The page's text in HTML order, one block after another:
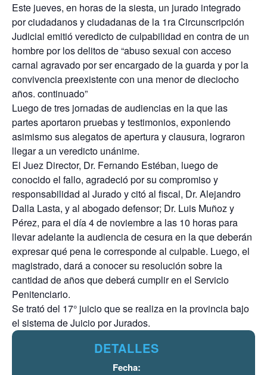
Este jueves, en horas de la siesta, un jurado integrado
por ciudadanos y ciudadanas de la 1ra Circunscripción
Judicial emitió veredicto de culpabilidad en contra de un
hombre por los delitos de “abuso sexual con acceso
carnal agravado por ser encargado de la guarda y por la
convivencia preexistente con una menor de dieciocho
años. continuado”
Luego de tres jornadas de audiencias en la que las
partes aportaron pruebas y testimonios, exponiendo
asimismo sus alegatos de apertura y clausura, lograron
llegar a un veredicto unánime.
El Juez Director, Dr. Fernando Estéban, luego de
conocido el fallo, agradeció por su compromiso y
responsabilidad al Jurado y citó al fiscal, Dr. Alejandro
Dalla Lasta, y al abogado defensor; Dr. Luis Muñoz y
Pérez, para el día 4 de noviembre a las 10 horas para
llevar adelante la audiencia de cesura en la que deberán
expresar qué pena le corresponde al culpable. Luego, el
magistrado, dará a conocer su resolución sobre la
cantidad de años que deberá cumplir en el Servicio
Penitenciario.
Se trató del 17° juicio que se realiza en la provincia bajo
el sistema de Juicio por Jurados.
DETALLES
Fecha: